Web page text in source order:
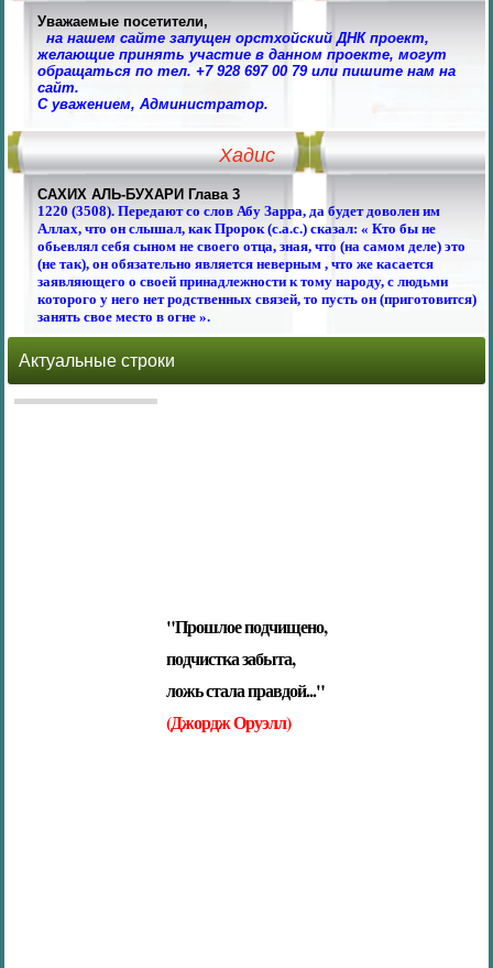
Уважаемые посетители,
на нашем сайте запущен орстхойский ДНК проект,
желающие принять участие в данном проекте, могут
обращаться по тел. +7 928 697 00 79 или пишите нам на
сайт.
С уважением, Администратор.
Хадис
САХИХ АЛЬ-БУХАРИ Глава 3
1220 (3508). Передают со слов Абу Зарра, да будет доволен им
Аллах, что он слышал, как Пророк (с.а.с.) сказал: « Кто бы не
обьевлял себя сыном не своего отца, зная, что (на самом деле) это
(не так), он обязательно является неверным , что же касается
заявляющего о своей принадлежности к тому народу, с людьми
которого у него нет родственных связей, то пусть он (приготовится)
занять свое место в огне ».
Актуальные строки
"Прошлое подчищено,
подчистка забыта,
ложь стала правдой..."
(Джордж Оруэлл)